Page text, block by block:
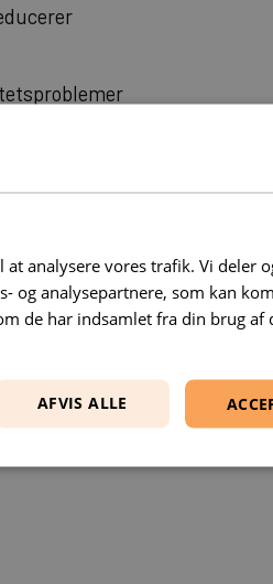
Turbopack
monitoring
kræve
relevant
hvilket kan
spørgsmål,
analysere vores trafik. Vi deler
og analysepartnere, som kan
de har indsamlet fra din brug af
AFVIS ALLE